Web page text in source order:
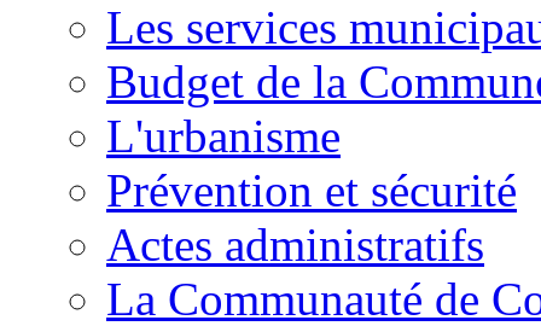
Les services
Budget de la
L'urbanisme
Prévention et sécurité
Actes administratifs
La Communauté de